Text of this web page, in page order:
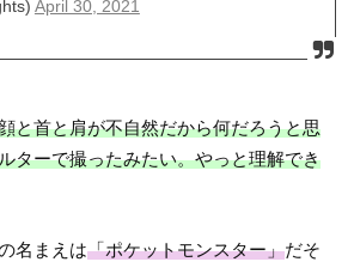
April 30, 2021
と首と肩が不自然だから何だろうと思
ターで撮ったみたい。やっと理解でき
名まえは「ポケットモンスター」だそ